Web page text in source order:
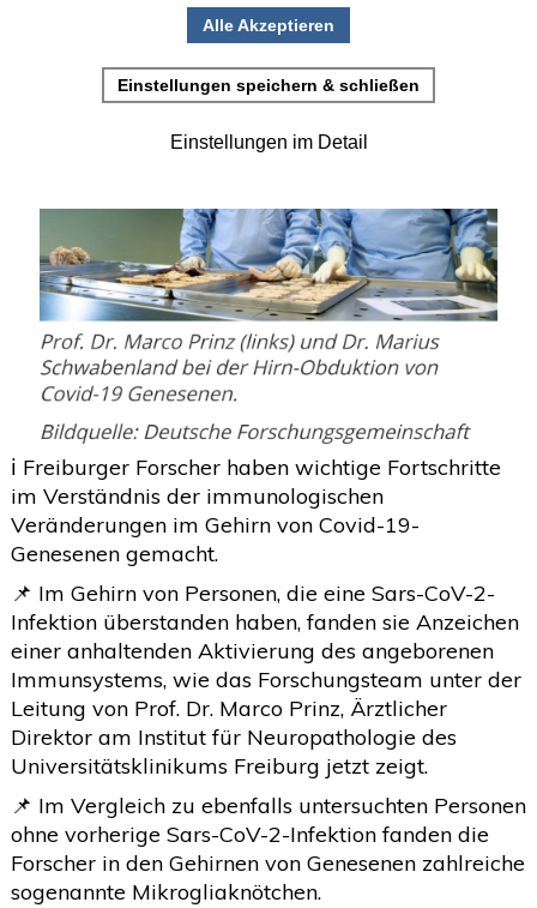
Einladung zur Studienteilnahme
März(1)
Februar(5)
Januar(4)
2025(72)
2024(153)
2023(18)
>2022(119)
>2021(468)
>2019(45)
>2018(3)
> 2017(4)
>2016(1)
ℹ️ Freiburger Forscher haben wichtige Fortschritte
im Verständnis der immunologischen
Veränderungen im Gehirn von Covid-19-
Genesenen gemacht.
📌 Im Gehirn von Personen, die eine Sars-CoV-2-
Infektion überstanden haben, fanden sie Anzeichen
einer anhaltenden Aktivierung des angeborenen
Immunsystems, wie das Forschungsteam unter der
Leitung von Prof. Dr. Marco Prinz, Ärztlicher
Direktor am Institut für Neuropathologie des
Universitätsklinikums Freiburg jetzt zeigt.
📌 Im Vergleich zu ebenfalls untersuchten Personen
ohne vorherige Sars-CoV-2-Infektion fanden die
Forscher in den Gehirnen von Genesenen zahlreiche
sogenannte Mikrogliaknötchen.